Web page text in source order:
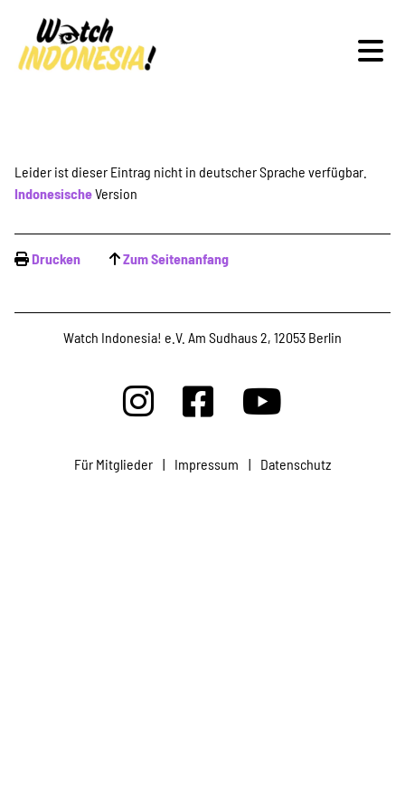
Schwerpunkte
Veranstaltungen
Publikationen
Projekte
Leider ist dieser Eintrag nicht in deutscher Sprache verfügbar.
IndonesischeVersion
Drucken Zum Seitenanfang
Watch Indonesia! e.V. Am Sudhaus 2, 12053 Berlin
Für Mitglieder | Impressum | Datenschutz